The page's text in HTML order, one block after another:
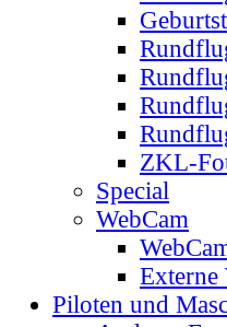
ZKL-
Special
WebCam
Externe
Piloten und